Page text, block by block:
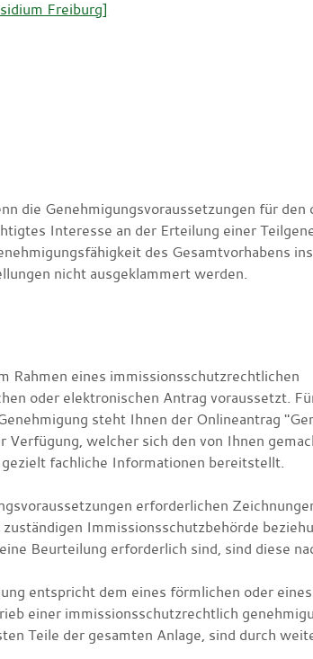
Freiburg]
die Genehmigungsvoraussetzungen für den
Interesse an der Erteilung einer
des Gesamtvorhabens
nicht ausgeklammert werden.
Rahmen eines immissionsschutzrechtlichen
oder elektronischen Antrag voraussetzt.
steht Ihnen der Onlineantrag
welcher sich den von Ihnen
fachliche Informationen bereitstellt.
erforderlichen
Immissionsschutzbehörde
Beurteilung erforderlich sind, sind diese
entspricht dem eines förmlichen oder
einer immissionsschutzrechtlich
Teile der gesamten Anlage, sind durch